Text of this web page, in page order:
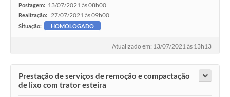
Postagem: 13/07/2021 às 08h00
Realização: 27/07/2021 às 09h00
Situação: HOMOLOGADO
Atualizado em: 13/07/2021 às 13h13
Prestação de serviços de remoção e compactação
de lixo com trator esteira